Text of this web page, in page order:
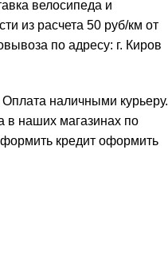
велосипеда и
из расчета 50 руб/км от
по адресу: г. Киров
Оплата наличными курьеру.
в наших магазинах по
кредит оформить